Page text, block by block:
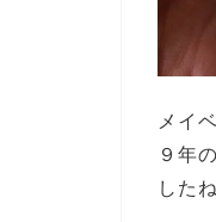
メイ
９年
したね